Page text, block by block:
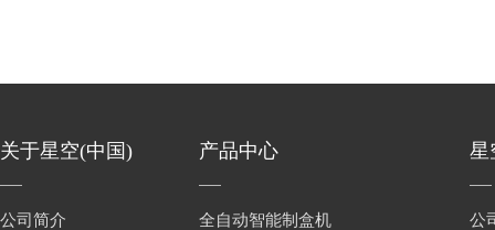
关于星空(中国)
公司简介
产品中心
全自动智能制盒机
星
公